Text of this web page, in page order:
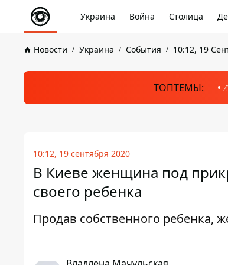
Украина Война Столица
Новости Украина События 10:12, 19
ТОПТЕМЫ:
10:12, 19 сентября 2020
В Киеве женщина под
своего ребенка
Продав собственного ребенка,